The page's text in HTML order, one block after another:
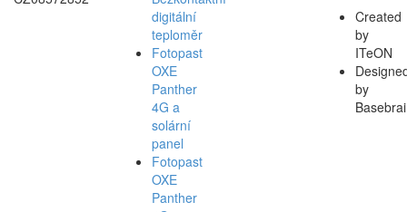
digitální
teploměr
Fotopast
OXE
Panther
4G a
solární
panel
Fotopast
OXE
Panther
Created
by
ITeON
by